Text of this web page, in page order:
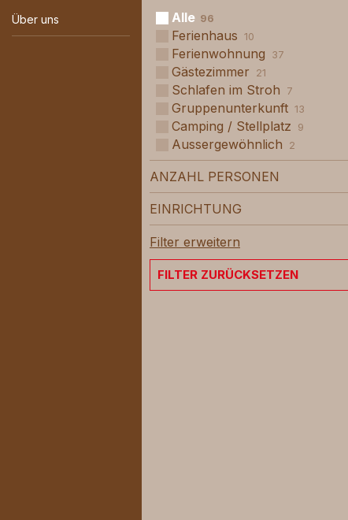
Über uns
Alle
Ferienhaus
Ferienwohnung
Gästezimmer
Schlafen im Stroh
Gruppenunterkunft
Camping / Stellplatz
Aussergewöhnlich
ANZAHL PERSONEN
EINRICHTUNG
Filter erweitern
FILTER ZURÜCKSETZEN